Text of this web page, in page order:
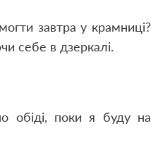
завтра у крамниці?
себе в дзеркалі.
обіді, поки я буду на